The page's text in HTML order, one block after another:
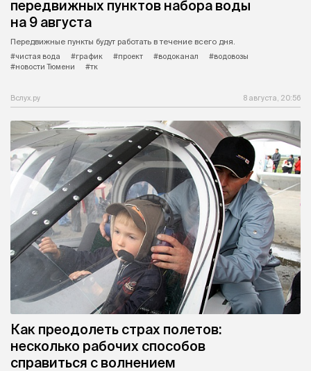
передвижных пунктов набора воды
на 9 августа
Передвижные пункты будут работать в течение всего дня.
#чистая вода
#график #проект #водоканал
#водовозы
#новости Тюмени
#тк
Вслух.ру 8 августа, 20:56
Как преодолеть страх полетов:
несколько рабочих способов
справиться с волнением